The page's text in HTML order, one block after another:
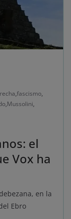
,fascismo,
,Mussolini,
el
Vox ha
en la
Ebro